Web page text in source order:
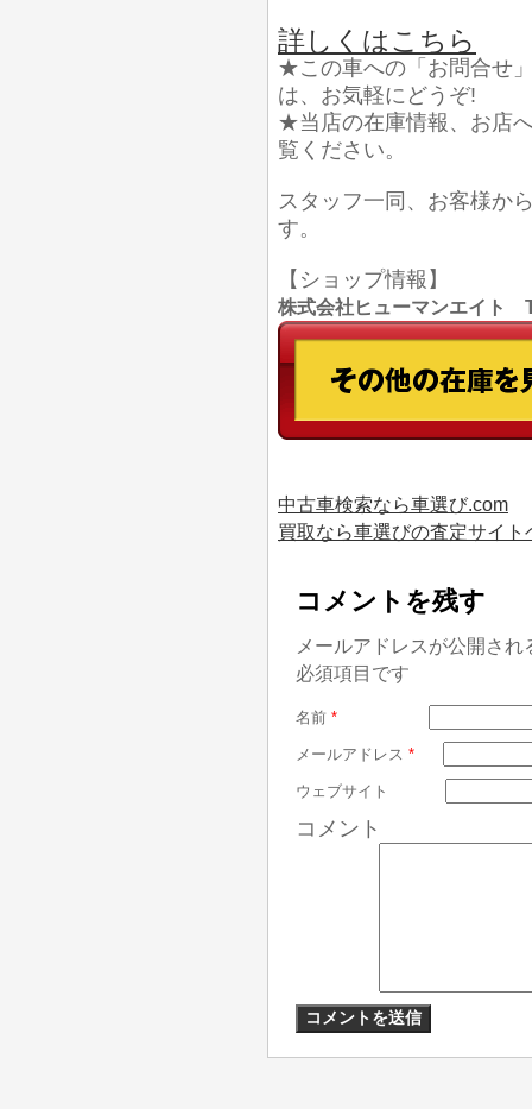
詳しくはこちら
★この車への「お問合せ
は、お気軽にどうぞ!
★当店の在庫情報、お店
覧ください。
スタッフ一同、お客様か
す。
【ショップ情報】
株式会社ヒューマンエイト
中古車検索なら車選び.com
買取なら車選びの査定サイト
コメントを残す
メールアドレスが公開さ
必須項目です
名前 *
メールアドレス *
ウェブサイト
コメント